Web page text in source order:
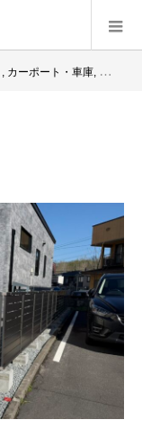
, カーポート・車庫, フェンス